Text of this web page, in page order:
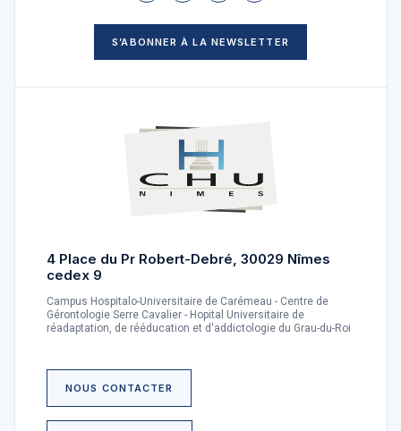
S’ABONNER À LA NEWSLETTER
4 Place du Pr Robert-Debré, 30029 Nîmes
cedex 9
Campus Hospitalo-Universitaire de Carémeau - Centre de
Gérontologie Serre Cavalier - Hopital Universitaire de
réadaptation, de rééducation et d'addictologie du Grau-du-Roi
NOUS CONTACTER